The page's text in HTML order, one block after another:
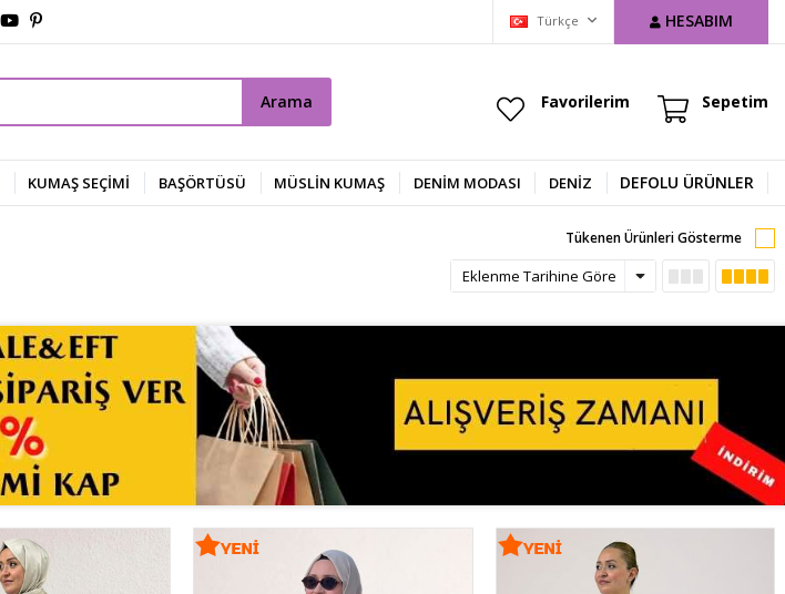
Türkçe HESABIM
Arama Favorilerim Sepetim
KUMAŞ SEÇİMİ BAŞÖRTÜSÜ MÜSLİN KUMAŞ DENIM MODASI DENİZ DEFOLU ÜRÜNLER
Tükenen Ürünleri Gösterme